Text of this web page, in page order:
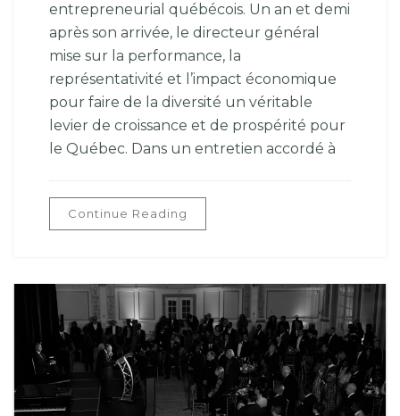
entrepreneurial québécois. Un an et demi
après son arrivée, le directeur général
mise sur la performance, la
représentativité et l’impact économique
pour faire de la diversité un véritable
levier de croissance et de prospérité pour
le Québec. Dans un entretien accordé à
Continue Reading